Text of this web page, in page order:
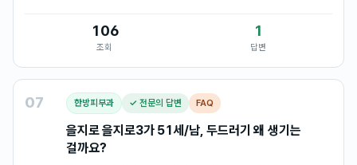
106
조회
1
답변
07 한방피부과 ✓ 전문의 답변 FAQ
을지로 을지로3가 51세/남, 두드러기 왜 생기는
걸까요?